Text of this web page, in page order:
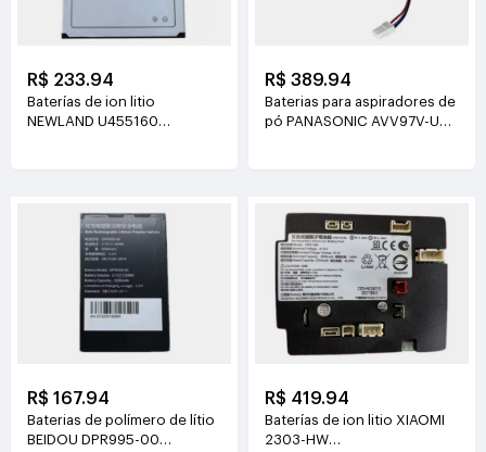
R$ 233.94
Baterías de ion litio
NEWLAND U455160
R$ 389.94
Baterias para aspiradores de
pó PANASONIC AVV97V-U3
R$ 167.94
Baterias de polímero de lítio
BEIDOU DPR995-00
R$ 419.94
Baterías de ion litio XIAOMI
2303-HW